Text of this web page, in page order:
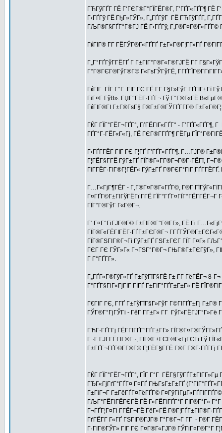
ГЋГўГҐГ­ ГЁ Г‘ГЄГ®Г°ГЇГЁГ®Г­, Г’ГҐГ«ГҐГ¶ ГЁ
Г‹ГҐГў ГЁ ГђГ»ГЎГ», Г„ГҐГўГ ГЁ ГЋГўГҐГ­,
ГЉГ®Г§ГҐГ°Г®ГЈ ГЁ Г‹ГҐГў, Г‚Г®Г¤Г®Г«ГҐГ©
ГќГІГ® Г­Г ГЁГЎГ®Г«ГҐГҐ Г±Г«Г®Г¦Г­Г»ГҐ
Г„Г°ГҐГўГ­ГЁГҐ Г Г±ГІГ°Г®Г«Г®ГЈГЁ Г­Г
Г°Г®ГЄГ®ГўГ®Г© Г«ГѕГЎГўГЁ,
ГќГІГ ГЇГ Г°Г ГІГ ГЄ ГЁ Г­Г Г§Г»ГўГ
ГіГ¤Г ГўВ». ГЏГ°ГЁГ·ГҐГ¬ Гў Г°Г®Г«ГЁ
ГќГІГ®ГІ Г±Г®ГѕГ§ Г®Г±Г®ГЎГҐГ­Г­Г®
ГЌГ ГЇГ°ГЁГ¬ГҐГ°, ГѓГЁГІГ«ГҐГ° -
ГҐГ°Г·ГЁГ«Г«Гј, ГЁ ГЄГ®Г­ГҐГ¶ ГЁГµ
Г‹ГҐГ­ГЁГ­ ГІГ ГЄ Г¦ГҐ Г’ГҐГ«ГҐГ¶. Г…ГЈГ®
Г¦ГЁГ§Г­ГЁ ГўГ±ГҐ ГЇГ®Г«Г­Г®Г¬Г®Г·ГЁГї,
ГіГ­ГЁГ·ГІГ®Г¦ГЁГ« ГўГ±ГҐ
Г…Г«ГјГ¶ГЁГ­ - Г‚Г®Г¤Г®Г«ГҐГ©, Г®Г­
Г¤ГҐГ©Г±ГІГўГЁГї Г­ГЁ
ГЇГ°Г®ГўГ Г«Г®Г¬.
Г‘ Г¤Г°ГіГЈГ®Г© Г±ГІГ®Г°Г®Г­Г», ГЁ Гі
ГЇГ®Г«ГЁГІГЁГ·ГҐГ±ГЄГ®Г¬
ГЇГ®ГЅГІГ®Г¬Гі ГўГ±ГҐ ГЅГ±ГЄГ ГЇГ Г¤Г»
ГЄГ ГЄ ГЎГ»Г« Г¬ГЅГ°Г®Г¬ ГЊГ®Г±ГЄГўГ»,
Г Г°ГҐГ­Г».
Г„ГҐГ«Г®ГўГ»ГҐ Г±ГўГїГ§ГЁ Г± Г­Г ГёГЁГ¬ 8-
Г°ГҐГ§ГіГ«ГјГІГ ГІГҐ Г±ГІГ°ГҐГ±Г±Г» ГЁ
Г€ГІГ ГЄ, Г­ГҐ Г±ГўГїГ§Г»ГўГ Г©ГІГҐГ±Гј
ГЎГ®Г°ГјГЎГі - ГёГ Г­Г±Г» Г­Г ГўГ»ГЁГЈГ°Г»Гё
ГЋГ·ГҐГ­Гј ГЁГ­ГІГҐГ°ГҐГ±Г­Г»
Г¬Г ГЈГ­ГЁГІГ®Г¬, ГЇГ®Г±ГЄГ®Г«ГјГЄГі Гў
Г±ГҐГ¬ГҐГ©Г­Г®Г© Г¦ГЁГ§Г­ГЁ Г®Г­ Г®Г·ГҐГ­Гј
ГЌГ ГЇГ°ГЁГ¬ГҐГ°, ГЇГ Г°Г
ГЂГ«ГјГґГ°ГҐГ¤ Г¤ГҐ ГЊГѕГ±Г±ГҐ
Г±ГіГ¬Г Г±ГёГҐГ¤ГёГҐГ©
ГЉГ°ГЁГІГЁГЄГЁ ГЁ Г«ГЁГІГҐГ°Г ГІГ®Г°Г»
Г¬ГҐГ¦Г¤Гі Г­ГЁГ¬ГЁ ГёГ«ГЁ
ГґГЁГ­Г Г«ГҐ ГЅГІГ®ГЈГ® Г°Г®Г¬Г Г­Г - Г®Г­
Г·ГІГ®ГЎГ» ГІГ ГЄ Г¤Г®Г«ГЈГ® ГЎГіГ¤Г®Г°Г